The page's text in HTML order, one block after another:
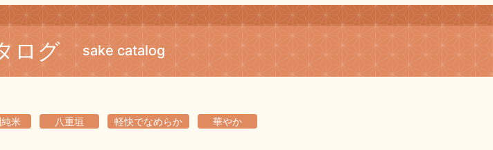
ログ sake catalog
米 八重垣 軽快でなめらか 華やか